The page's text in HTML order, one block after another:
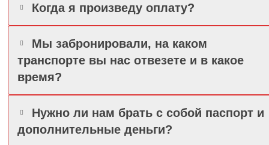
Когда я произведу оплату?
Мы забронировали, на каком
транспорте вы нас отвезете и в какое
время?
Нужно ли нам брать с собой паспорт и
дополнительные деньги?